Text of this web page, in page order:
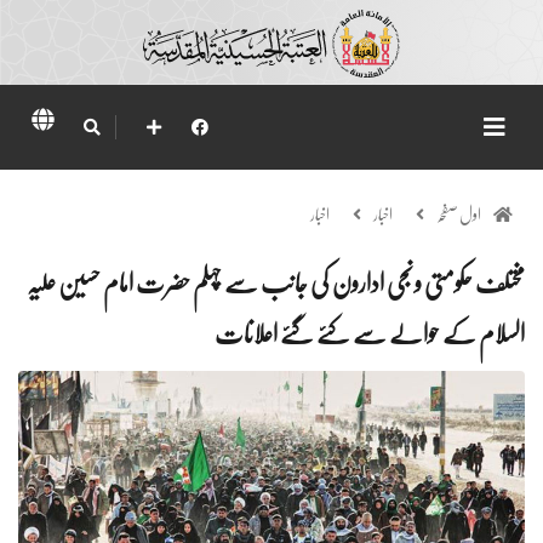
اول صفحہ اخبار اخبار
مختلف حکومتی و نجی ادارون کی جانب سے چہلم حضرت امام حسین علیہ
السلام کے حوالے سے کئے گئے اعلانات